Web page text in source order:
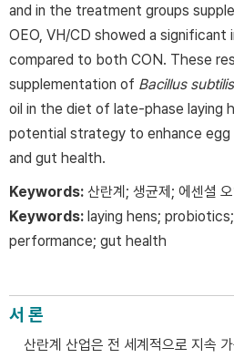
and in the treatment groups
OEO, VH/CD showed a significant
compared to both CON. These
supplementation of Bacillus subtilis
oil in the diet of late-phase laying
potential strategy to enhance egg
and gut health.
Keywords: 산란계; 생균제; 에센셜
Keywords: laying hens;
performance; gut health
서 론
산란계 산업은 전 세계적으로 지속